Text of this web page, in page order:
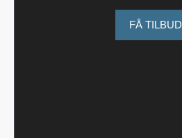
FÅ TILBUD